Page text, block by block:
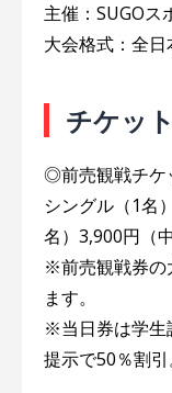
主催：SUGOス
大会格式：全日
チケッ
◎前売観戦チケ
シングル（1名
名）3,900円（
※前売観戦券の
ます。
※当日券は学生
提示で50％割引